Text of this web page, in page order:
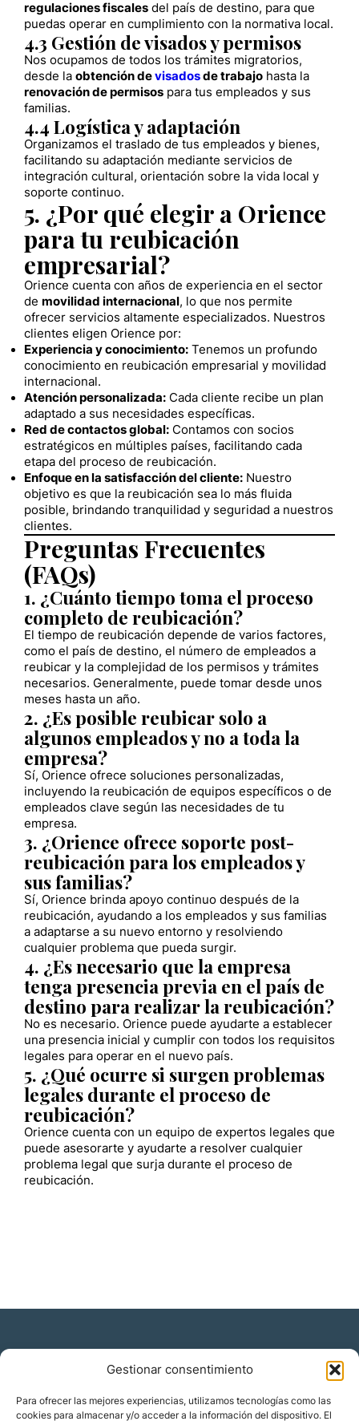
Gestionar consentimiento
Para ofrecer las mejores experiencias, utilizamos tecnologías como las
cookies para almacenar y/o acceder a la información del dispositivo. El
regulaciones fiscales del país de destino, para que
puedas operar en cumplimiento con la normativa local.
4.3 Gestión de visados y permisos
Nos ocupamos de todos los trámites migratorios,
desde la obtención devisadosde trabajo hasta la
renovación de permisos para tus empleados y sus
familias.
4.4 Logística y adaptación
Organizamos el traslado de tus empleados y bienes,
facilitando su adaptación mediante servicios de
integración cultural, orientación sobre la vida local y
soporte continuo.
5. ¿Por qué elegir a Orience
para tu reubicación
empresarial?
Orience cuenta con años de experiencia en el sector
de movilidad internacional, lo que nos permite
ofrecer servicios altamente especializados. Nuestros
clientes eligen Orience por:
Experiencia y conocimiento: Tenemos un profundo
conocimiento en reubicación empresarial y movilidad
internacional.
Atención personalizada: Cada cliente recibe un plan
adaptado a sus necesidades específicas.
Red de contactos global: Contamos con socios
estratégicos en múltiples países, facilitando cada
etapa del proceso de reubicación.
Enfoque en la satisfacción del cliente: Nuestro
objetivo es que la reubicación sea lo más fluida
posible, brindando tranquilidad y seguridad a nuestros
clientes.
Preguntas Frecuentes
(FAQs)
1. ¿Cuánto tiempo toma el proceso
completo de reubicación?
El tiempo de reubicación depende de varios factores,
como el país de destino, el número de empleados a
reubicar y la complejidad de los permisos y trámites
necesarios. Generalmente, puede tomar desde unos
meses hasta un año.
2. ¿Es posible reubicar solo a
algunos empleados y no a toda la
empresa?
Sí, Orience ofrece soluciones personalizadas,
incluyendo la reubicación de equipos específicos o de
empleados clave según las necesidades de tu
empresa.
3. ¿Orience ofrece soporte post-
reubicación para los empleados y
sus familias?
Sí, Orience brinda apoyo continuo después de la
reubicación, ayudando a los empleados y sus familias
a adaptarse a su nuevo entorno y resolviendo
cualquier problema que pueda surgir.
4. ¿Es necesario que la empresa
tenga presencia previa en el país de
destino para realizar la reubicación?
No es necesario. Orience puede ayudarte a establecer
una presencia inicial y cumplir con todos los requisitos
legales para operar en el nuevo país.
5. ¿Qué ocurre si surgen problemas
legales durante el proceso de
reubicación?
Orience cuenta con un equipo de expertos legales que
puede asesorarte y ayudarte a resolver cualquier
problema legal que surja durante el proceso de
reubicación.
Residencia y ciudadanía
Migración corporativa